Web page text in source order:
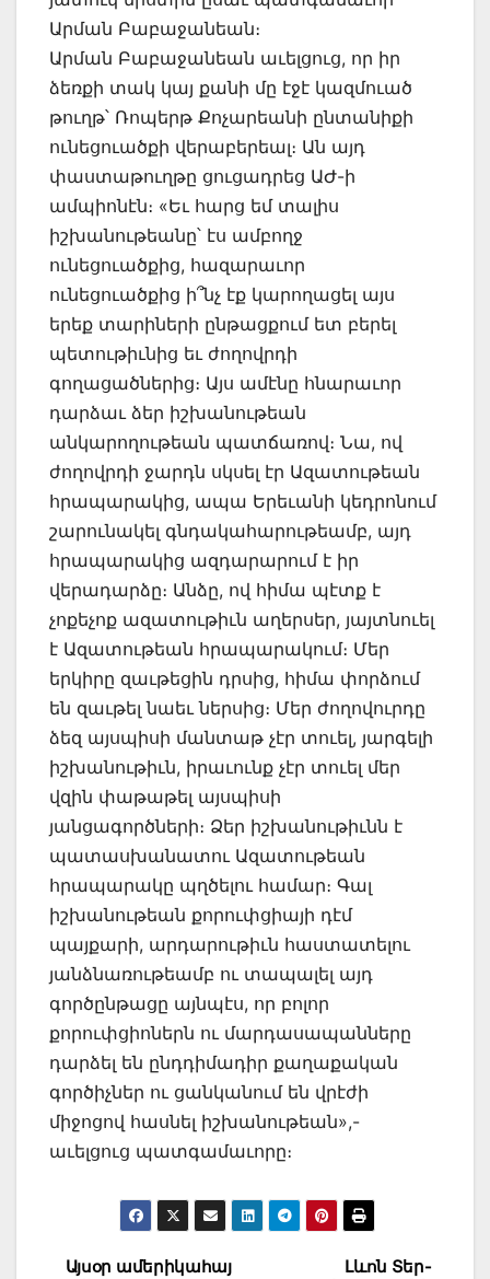
Արման Բաբաջանեան։
Արման Բաբաջանեան աւելցուց, որ իր
ձեռքի տակ կայ քանի մը էջէ կազմուած
թուղթ՝ Ռոպերթ Քոչարեանի ընտանիքի
ունեցուածքի վերաբերեալ։ Ան այդ
փաստաթուղթը ցուցադրեց ԱԺ-ի
ամպիոնէն։ «Եւ հարց եմ տալիս
իշխանութեանը՝ էս ամբողջ
ունեցուածքից, հազարաւոր
ունեցուածքից ի՞նչ էք կարողացել այս
երեք տարիների ընթացքում ետ բերել
պետութիւնից եւ ժողովրդի
գողացածներից։ Այս ամէնը հնարաւոր
դարձաւ ձեր իշխանութեան
անկարողութեան պատճառով։ Նա, ով
ժողովրդի ջարդն սկսել էր Ազատութեան
հրապարակից, ապա Երեւանի կեդրոնում
շարունակել գնդակահարութեամբ, այդ
հրապարակից ազդարարում է իր
վերադարձը։ Անձը, ով հիմա պէտք է
չոքեչոք ազատութիւն աղերսեր, յայտնուել
է Ազատութեան հրապարակում։ Մեր
երկիրը զաւթեցին դրսից, հիմա փորձում
են զաւթել նաեւ ներսից։ Մեր ժողովուրդը
ձեզ այսպիսի մանտաթ չէր տուել, յարգելի
իշխանութիւն, իրաւունք չէր տուել մեր
վզին փաթաթել այսպիսի
յանցագործների։ Ձեր իշխանութիւնն է
պատասխանատու Ազատութեան
հրապարակը պղծելու համար։ Գալ
իշխանութեան քորուփցիայի դէմ
պայքարի, արդարութիւն հաստատելու
յանձնառութեամբ ու տապալել այդ
գործընթացը այնպէս, որ բոլոր
քորուփցիոներն ու մարդասապանները
դարձել են ընդդիմադիր քաղաքական
գործիչներ ու ցանկանում են վրէժի
միջոցով հասնել իշխանութեան»,-
աւելցուց պատգամաւորը։
Post
Լևոն Տեր-
Այսօր ամերիկահայ